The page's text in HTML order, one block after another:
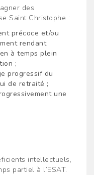
des
Saint Christophe :
précoce et/ou
rendant
à temps plein
;
progressif du
de retraité ;
une
intellectuels,
partiel à l’ESAT.